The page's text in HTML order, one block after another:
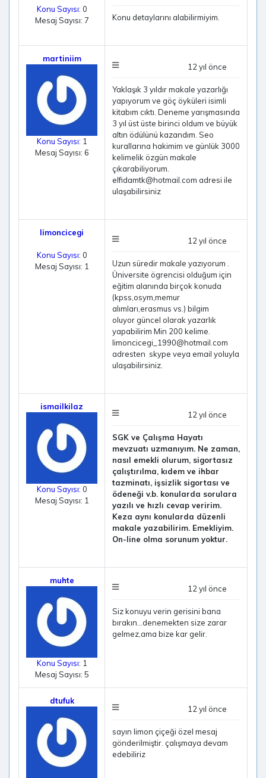
Konu Sayısı: 0
Mesaj Sayısı: 7
Konu detaylarını alabilirmiyim.
martiniim
Konu Sayısı: 1
Mesaj Sayısı: 6
12 yıl önce
Yaklaşık 3 yıldır makale yazarlığı
yapıyorum ve göç öyküleri isimli
kitabım cıktı. Deneme yarışmasında
3 yıl üst üste birinci oldum ve büyük
altın ödülünü kazandım. Seo
kurallarına hakimim ve günlük 3000
kelimelik özgün makale
çıkarabiliyorum.
elfidamtk@hotmail.com adresi ile
ulaşabilirsiniz
limoncicegi
Konu Sayısı: 0
Mesaj Sayısı: 1
12 yıl önce
Uzun süredir makale yazıyorum .
Üniversite ögrencisi olduğum için
eğitim alanında birçok konuda
(kpss,osym,memur
alımları,erasmus vs.) bilgim
oluyor güncel olarak yazarlık
yapabilirim Min 200 kelime.
limoncicegi_1990@hotmail.com
adresten skype veya email yoluyla
ulaşabilirsiniz.
ismailkilaz
Konu Sayısı: 0
Mesaj Sayısı: 1
12 yıl önce
SGK ve Çalışma Hayatı
mevzuatı uzmanıyım. Ne zaman,
nasıl emekli olurum, sigortasız
çalıştırılma, kıdem ve ihbar
tazminatı, işsizlik sigortası ve
ödeneği v.b. konularda sorulara
yazılı ve hızlı cevap veririm.
Keza aynı konularda düzenli
makale yazabilirim. Emekliyim.
On-line olma sorunum yoktur.
muhte
Konu Sayısı: 1
Mesaj Sayısı: 5
12 yıl önce
Siz konuyu verin gerisini bana
bırakın...denemekten size zarar
gelmez,ama bize kar gelir.
dtufuk
12 yıl önce
sayın limon çiçeği özel mesaj
gönderilmiştir. çalışmaya devam
edebiliriz